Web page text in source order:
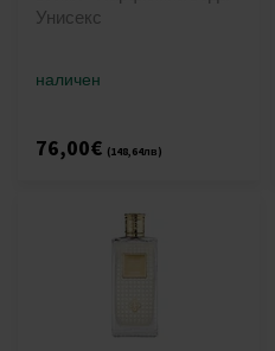
Унисекс
наличен
76,00€ (148,64лв)